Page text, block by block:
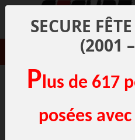
SECURE
(2001
Plus de 617
posées
03 20
MOTORISATIONS
Panneau de gestion des